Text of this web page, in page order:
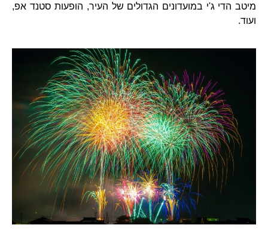
מיטב הדי ג'י במועדונים הגדולים של העיר, הופעות סטנד אפ,
ועוד.